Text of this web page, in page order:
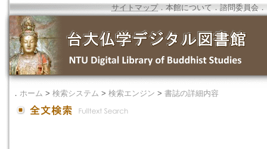
サイトマップ．本館について ． 諮問委員会 ．
． ホーム > 検索システム > 検索エンジン > 書誌の詳細内容